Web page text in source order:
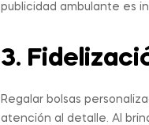
publicidad ambulante es
3.
Regalar bolsas
atención al detalle. Al